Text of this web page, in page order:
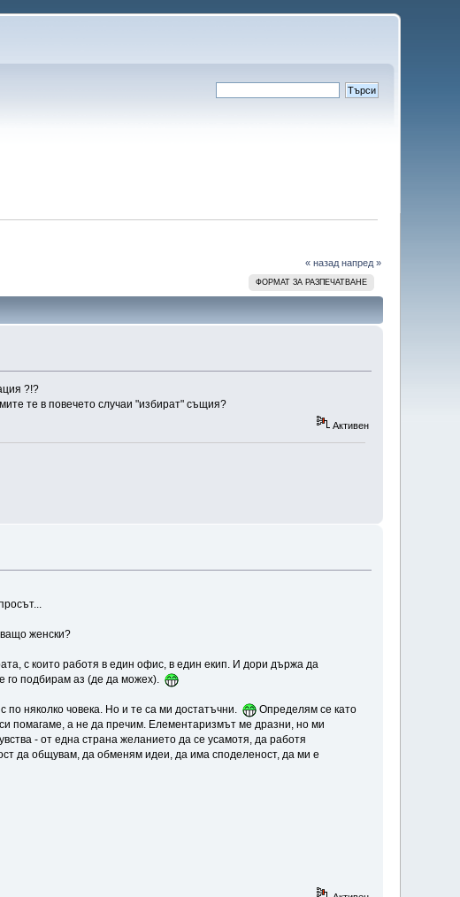
« назад напред »
ФОРМАТ ЗА РАЗПЕЧАТВАНЕ
?!?
те в повечето случаи "избират" същия?
Активен
женски?
с които работя в един офис, в един екип. И дори държа да
го подбирам аз (де да можех).
няколко човека. Но и те са ми достатъчни.
Определям се като
помагаме, а не да пречим. Елементаризмът ме дразни, но ми
- от една страна желанието да се усамотя, да работя
да общувам, да обменям идеи, да има споделеност, да ми е